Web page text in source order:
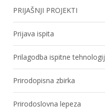
PRIJAŠNJI PROJEKTI
Prijava ispita
Prilagodba ispitne
Prirodopisna zbirka
Prirodoslovna lepeza